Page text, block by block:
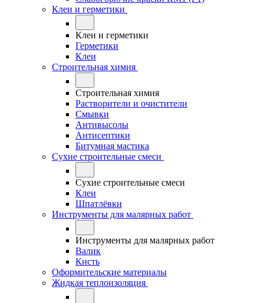
Клеи и герметики
Клеи и герметики
Герметики
Клеи
Строительная химия
Строительная химия
Растворители и очистители
Смывки
Антивысолы
Антисептики
Битумная мастика
Сухие строительные смеси
Сухие строительные смеси
Клеи
Шпатлёвки
Инструменты для малярных работ
Инструменты для малярных работ
Валик
Кисть
Оформительские материалы
Жидкая теплоизоляция